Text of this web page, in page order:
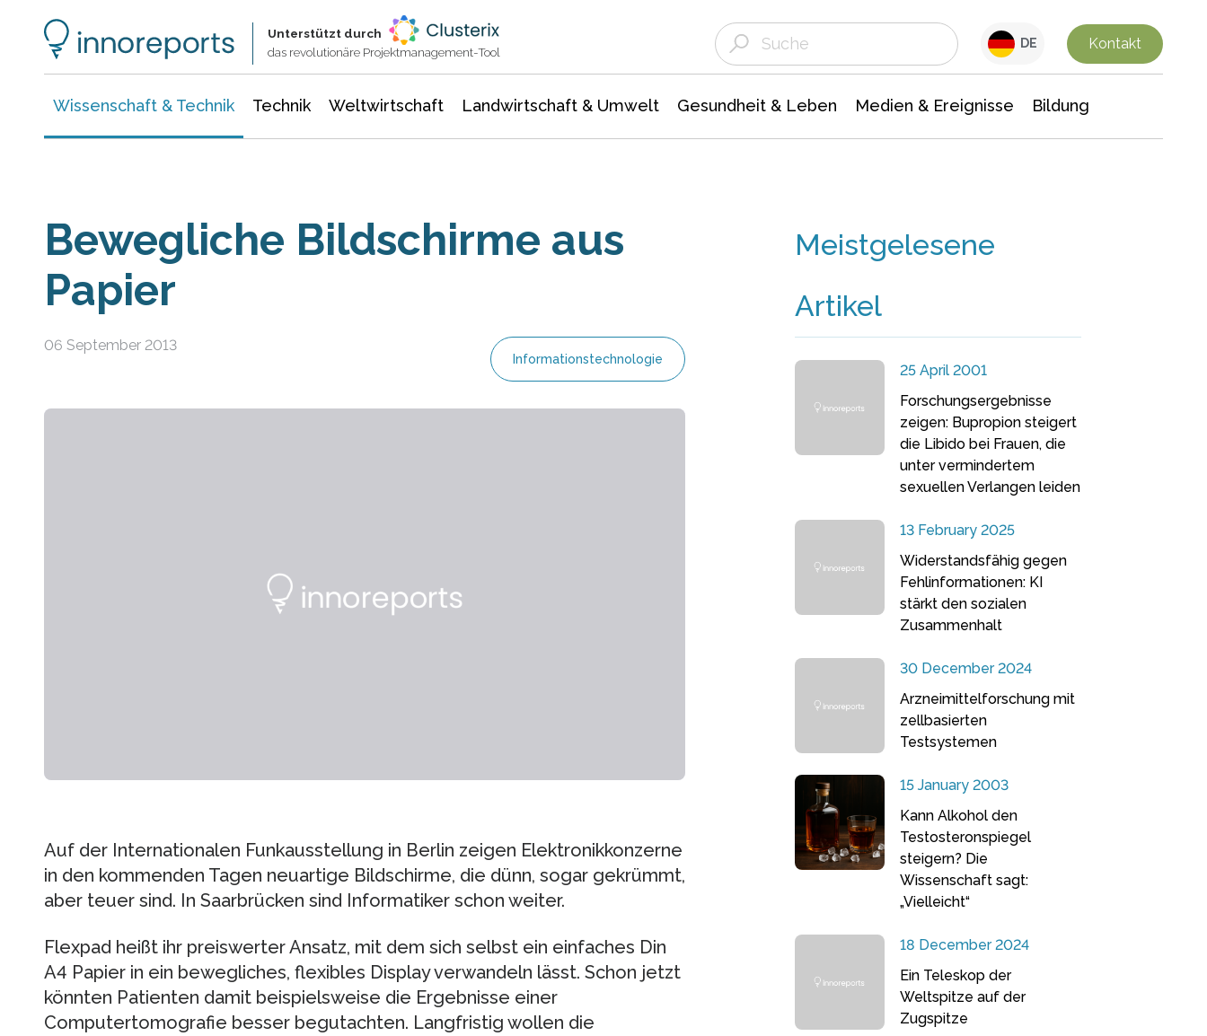
Unterstützt durch
das revolutionäre Projektmanagement-Tool
DE Kontakt
Wissenschaft & Technik Technik Weltwirtschaft Landwirtschaft & Umwelt Gesundheit & Leben Medien & Ereignisse Bildung
Bewegliche Bildschirme aus
Papier
06 September 2013
Informationstechnologie
Auf der Internationalen Funkausstellung in Berlin zeigen Elektronikkonzerne
in den kommenden Tagen neuartige Bildschirme, die dünn, sogar gekrümmt,
aber teuer sind. In Saarbrücken sind Informatiker schon weiter.
Flexpad heißt ihr preiswerter Ansatz, mit dem sich selbst ein einfaches Din
A4 Papier in ein bewegliches, flexibles Display verwandeln lässt. Schon jetzt
könnten Patienten damit beispielsweise die Ergebnisse einer
Computertomografie besser begutachten. Langfristig wollen die
Meistgelesene
Artikel
25 April 2001
Forschungsergebnisse
zeigen: Bupropion steigert
die Libido bei Frauen, die
unter vermindertem
sexuellen Verlangen leiden
13 February 2025
Widerstandsfähig gegen
Fehlinformationen: KI
stärkt den sozialen
Zusammenhalt
30 December 2024
Arzneimittelforschung mit
zellbasierten
Testsystemen
15 January 2003
Kann Alkohol den
Testosteronspiegel
steigern? Die
Wissenschaft sagt:
„Vielleicht“
18 December 2024
Ein Teleskop der
Weltspitze auf der
Zugspitze